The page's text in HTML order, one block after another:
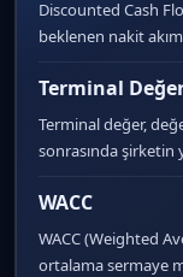
Discounted Cash
beklenen nakit
Terminal
Terminal değer,
sonrasında
WACC
WACC (Weighted
ortalama sermaye